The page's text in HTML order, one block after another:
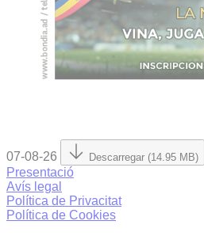
07-08-26 Descarregar (14.95 MB)
Presentació
Avís legal
Política de Privacitat
Política de Cookies